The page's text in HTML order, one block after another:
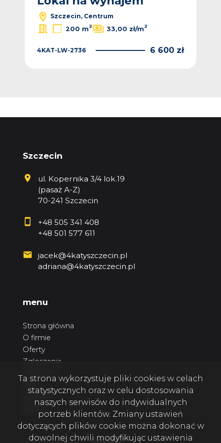
Szczecin, Centrum
200 m2 33,00 zł/m2
4KAT-LW-2736 6 600 zł
Szczecin
ul. Kopernika 3/4 lok.19
(pasaż A-Z)
70-241 Szczecin
+48 505 341 408
+48 501 577 611
jacek@4katyszczecin.pl
adriana@4katyszczecin.pl
menu
Strona główna
O firmie
Oferty
Zgłoszenia
Kontakt
Ta strona wykorzystuje pliki cookies w celach
statystycznych oraz w celu dostosowania
naszych serwisów do indywidualnych
potrzeb klientów. Zmiany ustawień
dotyczących plików cookie można dokonać w
dowolnej chwili modyfikując ustawienia